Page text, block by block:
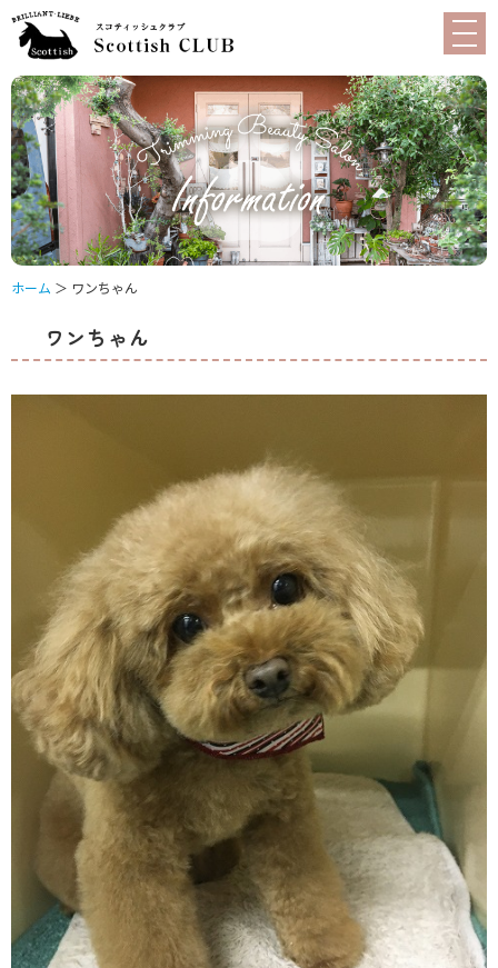
ホーム ＞ ワンちゃん
ワンちゃん